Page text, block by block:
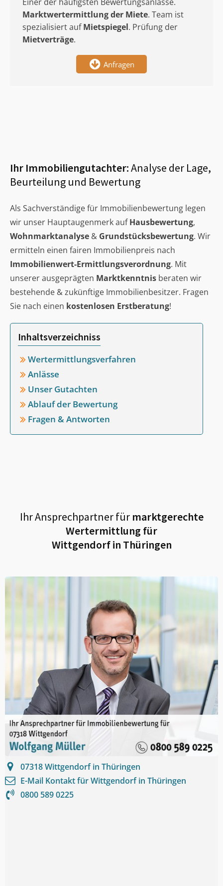
Marktwertermittlungder Miete. Team ist
spezialisiert aufMietspiegel. Prüfung der
Mietverträge.
Anfragen
Ihr Immobiliengutachter:Analyse der Lage,
Beurteilung und Bewertung
Als Sachverständige für Immobilienbewertung legen
wir unser Hauptaugenmerk aufHausbewertung,
Wohnmarktanalyse & Grundstücksbewertung. Wir
ermitteln einen fairen Immobilienpreis nach
Immobilienwert-Ermittlungsverordnung. Mit
unserer ausgeprägten Marktkenntnis beraten wir
bestehende & zukünftige Immobilienbesitzer. Fragen
Sie nach einen kostenlosen Erstberatung!
Inhaltsverzeichniss
Wertermittlungsverfahren
Anlässe
Unser Gutachten
Ablauf der Bewertung
Fragen & Antworten
Ihr Ansprechpartner fürmarktgerechte
Wertermittlung für
Wittgendorf in Thüringen
07318Wittgendorf in Thüringen
E-Mail Kontakt fürWittgendorf in Thüringen
0800 589 0225